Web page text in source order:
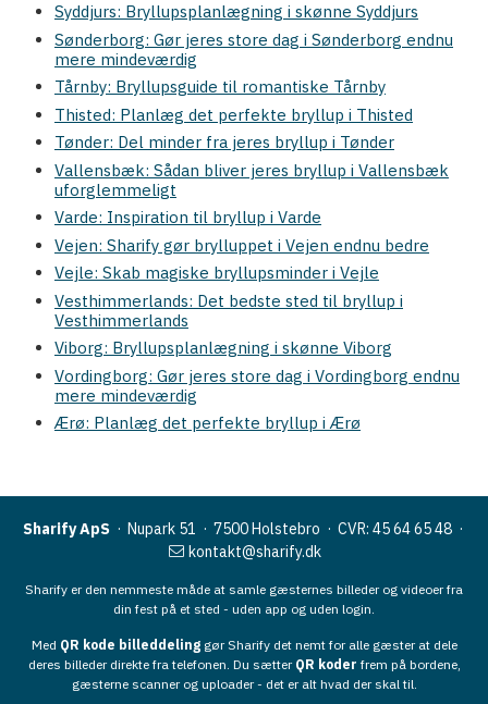
Syddjurs: Bryllupsplanlægning i skønne Syddjurs
Sønderborg: Gør jeres store dag i Sønderborg endnu
mere mindeværdig
Tårnby: Bryllupsguide til romantiske Tårnby
Thisted: Planlæg det perfekte bryllup i Thisted
Tønder: Del minder fra jeres bryllup i Tønder
Vallensbæk: Sådan bliver jeres bryllup i Vallensbæk
uforglemmeligt
Varde: Inspiration til bryllup i Varde
Vejen: Sharify gør brylluppet i Vejen endnu bedre
Vejle: Skab magiske bryllupsminder i Vejle
Vesthimmerlands: Det bedste sted til bryllup i
Vesthimmerlands
Viborg: Bryllupsplanlægning i skønne Viborg
Vordingborg: Gør jeres store dag i Vordingborg endnu
mere mindeværdig
Ærø: Planlæg det perfekte bryllup i Ærø
Sharify ApS· Nupark 51 · 7500 Holstebro · CVR: 45 64 65 48·
kontakt@sharify.dk
Sharify er den nemmeste måde at samle gæsternes billeder og videoer fra
din fest på et sted - uden app og uden login.
Med QR kode billeddelinggør Sharify det nemt for alle gæster at dele
deres billeder direkte fra telefonen. Du sætter QR koder frem på bordene,
gæsterne scanner og uploader - det er alt hvad der skal til.